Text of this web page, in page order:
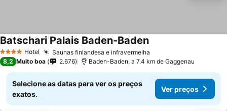
4 EstrelasHotel Saunas finlandesa e infravermelha
Batschari Palais Baden-Baden
8,2 Muito boa 2.676 Baden-Baden, a 7.4 km de Gaggenau
Selecione as datas para ver os preços
exatos.
Ver preços